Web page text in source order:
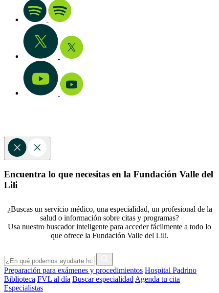
Encuentra lo que necesitas en la Fundación Valle del
Lili
¿Buscas un servicio médico, una especialidad, un profesional de la
salud o información sobre citas y programas?
Usa nuestro buscador inteligente para acceder fácilmente a todo lo
que ofrece la Fundación Valle del Lili.
Preparación para exámenes y procedimientos Hospital Padrino
Biblioteca FVL al día Buscar especialidad Agenda tu cita
Especialistas